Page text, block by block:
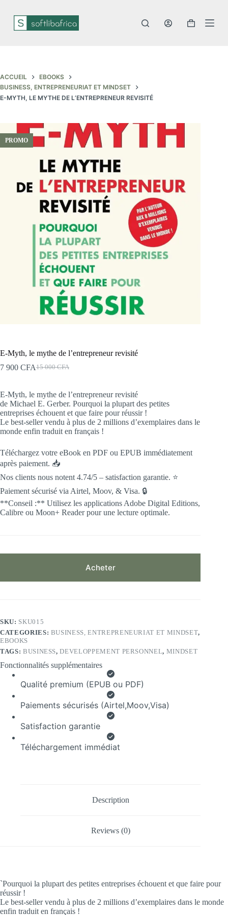
u
c
o
n
u
ACCUEIL
EBOOKS
BUSINESS, ENTREPRENEURIAT ET MINDSET
E-MYTH, LE MYTHE DE L’ENTREPRENEUR REVISITÉ
PROMO
E-Myth, le mythe de l’entrepreneur revisité
15 000CFA
7 900 CFA
E-Myth, le mythe de l’entrepreneur revisité
de Michael E. Gerber. Pourquoi la plupart des petites
entreprises échouent et que faire pour réussir !
Le best-seller vendu à plus de 2 millions d’exemplaires dans le
monde enfin traduit en français !
Téléchargez votre eBook en PDF ou EPUB immédiatement
après paiement. 📥
Nos clients nous notent 4.74/5 – satisfaction garantie. ⭐️
Paiement sécurisé via Airtel, Moov, & Visa. 🔒
**Conseil :** Utilisez les applications Adobe Digital Editions,
Calibre ou Moon+ Reader pour une lecture optimale.
Acheter
SKU: SKU015
CATEGORIES: BUSINESS, ENTREPRENEURIAT ET MINDSET,
EBOOKS
TAGS: BUSINESS,DEVELOPPEMENT PERSONNEL, MINDSET
Fonctionnalités supplémentaires
Qualité premium (EPUB ou PDF)
Paiements sécurisés (Airtel,Moov,Visa)
Satisfaction garantie
Téléchargement immédiat
Description
Reviews (0)
`Pourquoi la plupart des petites entreprises échouent et que faire pour
réussir !
Le best-seller vendu à plus de 2 millions d’exemplaires dans le monde
enfin traduit en français !